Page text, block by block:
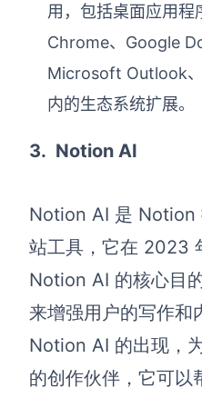
用，包括桌面应用程
Chrome、Google
Microsoft Outlook
内的生态系统扩展。
3. Notion AI
Notion AI 是 Notion
站工具 ，它在 2023
Notion AI 的核心目
来增强用户的写作和
Notion AI 的出现，
的创作伙伴，它可以